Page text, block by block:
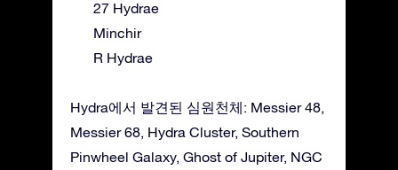
27 Hydrae
Minchir
R Hydrae
Hydra에서 발견된 심원천체: Messier 48,
Messier 68, Hydra Cluster, Southern
Pinwheel Galaxy, Ghost of Jupiter, NGC